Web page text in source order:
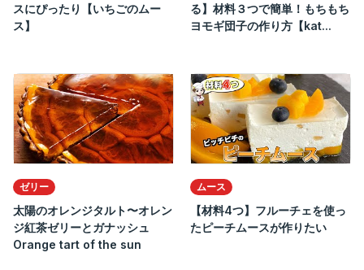
スにぴったり【いちごのムー
ス】
る】材料３つで簡単！もちもち
ヨモギ団子の作り方【kat...
ゼリー
太陽のオレンジタルト〜オレン
ジ紅茶ゼリーとガナッシュ
Orange tart of the sun
ムース
【材料4つ】フルーチェを使っ
たピーチムースが作りたい